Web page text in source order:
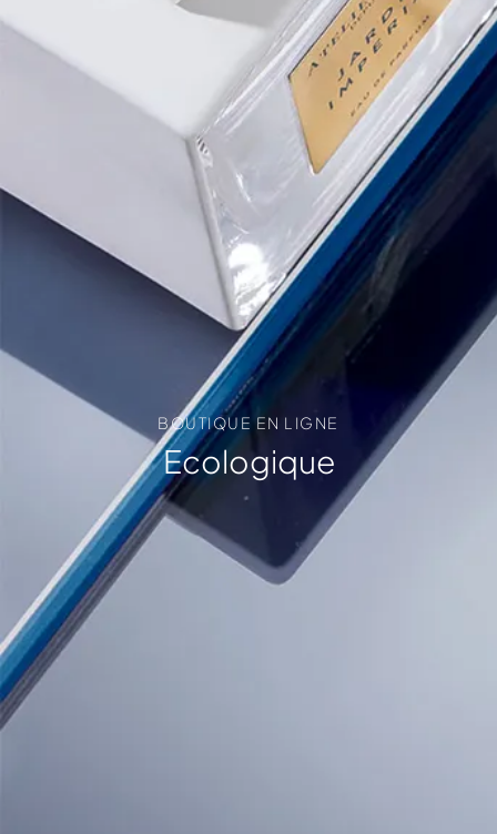
BOUTIQUE EN LIGNE
Ecologique